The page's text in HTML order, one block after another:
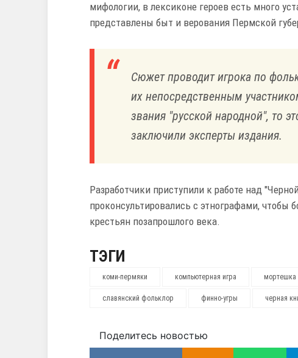
мифологии, в лексиконе героев есть много
представлены быт и верования Пермской
Сюжет проводит игрока по
их непосредственным
звания "русской народной", то
заключили эксперты издания.
Разработчики приступили к работе над
проконсультировались с этнографами, чтобы
крестьян позапрошлого века.
ТЭГИ
коми-пермяки компьютерная игра мортешка
славянский фольклор финно-угры черная
Поделитесь новостью